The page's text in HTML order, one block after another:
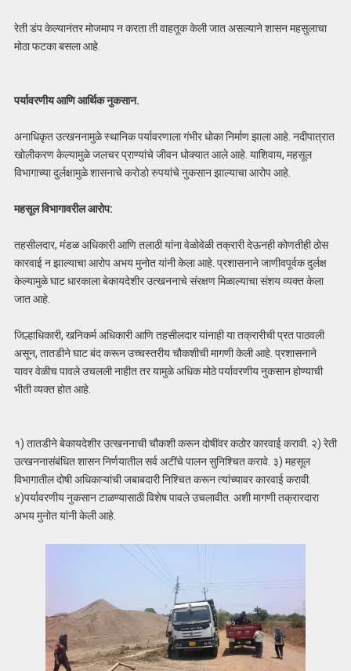
रेती डंप केल्यानंतर मोजमाप न करता ती वाहतूक केली जात असल्याने शासन महसुलाचा
मोठा फटका बसला आहे.
पर्यावरणीय आणि आर्थिक नुकसान.
अनाधिकृत उत्खननामुळे स्थानिक पर्यावरणाला गंभीर धोका निर्माण झाला आहे. नदीपात्रात
खोलीकरण केल्यामुळे जलचर प्राण्यांचे जीवन धोक्यात आले आहे. याशिवाय, महसूल
विभागाच्या दुर्लक्षामुळे शासनाचे करोडो रुपयांचे नुकसान झाल्याचा आरोप आहे.
महसूल विभागावरील आरोप:
तहसीलदार, मंडळ अधिकारी आणि तलाठी यांना वेळोवेळी तक्रारी देऊनही कोणतीही ठोस
कारवाई न झाल्याचा आरोप अभय मुनोत यांनी केला आहे. प्रशासनाने जाणीवपूर्वक दुर्लक्ष
केल्यामुळे घाट धारकाला बेकायदेशीर उत्खननाचे संरक्षण मिळाल्याचा संशय व्यक्त केला
जात आहे.
जिल्हाधिकारी, खनिकर्म अधिकारी आणि तहसीलदार यांनाही या तक्रारीची प्रत पाठवली
असून, तातडीने घाट बंद करून उच्चस्तरीय चौकशीची मागणी केली आहे. प्रशासनाने
यावर वेळीच पावले उचलली नाहीत तर यामुळे अधिक मोठे पर्यावरणीय नुकसान होण्याची
भीती व्यक्त होत आहे.
१) तातडीने बेकायदेशीर उत्खननाची चौकशी करून दोषींवर कठोर कारवाई करावी. २) रेती
उत्खननासंबंधित शासन निर्णयातील सर्व अटींचे पालन सुनिश्चित करावे. ३) महसूल
विभागातील दोषी अधिकाऱ्यांची जबाबदारी निश्चित करून त्यांच्यावर कारवाई करावी.
४)पर्यावरणीय नुकसान टाळण्यासाठी विशेष पावले उचलावीत. अशी मागणी तक्रारदारा
अभय मुनोत यांनी केली आहे.